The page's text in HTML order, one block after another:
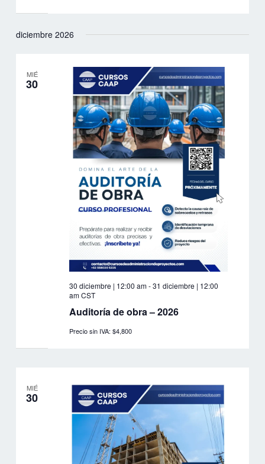
diciembre 2026
MIÉ
30
Auditoría de obra – 2026
30 diciembre | 12:00 am-31 diciembre | 12:00
amCST
Precio sin IVA: $4,800
MIÉ
30